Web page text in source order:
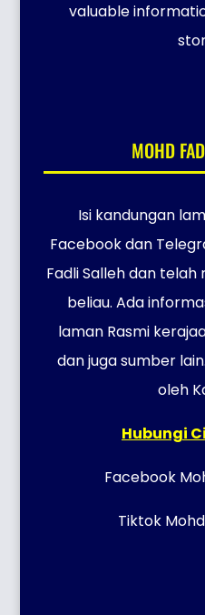
valuable
MOHD
Isi kandungan
Facebook dan
Fadli Salleh dan
beliau. Ada
laman Rasmi
dan juga sumber
oleh
Hubungi
Facebook
Tiktok